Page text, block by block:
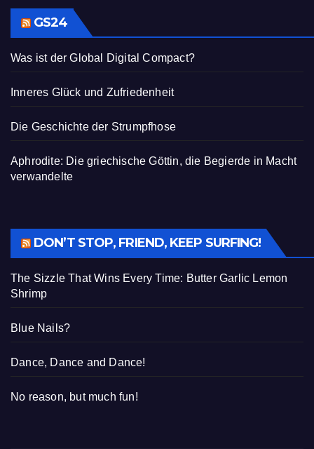
GS24
Was ist der Global Digital Compact?
Inneres Glück und Zufriedenheit
Die Geschichte der Strumpfhose
Aphrodite: Die griechische Göttin, die Begierde in Macht
verwandelte
DON’T STOP, FRIEND, KEEP SURFING!
The Sizzle That Wins Every Time: Butter Garlic Lemon
Shrimp
Blue Nails?
Dance, Dance and Dance!
No reason, but much fun!